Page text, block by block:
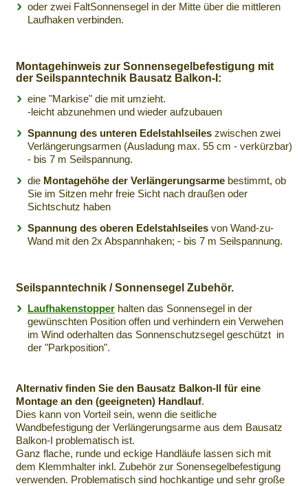
oder zwei FaltSonnensegel in der Mitte über die mittleren
Laufhaken verbinden.
Montagehinweis zur Sonnensegelbefestigung mit
der Seilspanntechnik Bausatz Balkon-I:
eine "Markise" die mit umzieht.
-leicht abzunehmen und wieder aufzubauen
Spannung des unteren Edelstahlseiles zwischen zwei
Verlängerungsarmen (Ausladung max. 55 cm - verkürzbar)
- bis 7 m Seilspannung.
die Montagehöhe der Verlängerungsarme bestimmt, ob
Sie im Sitzen mehr freie Sicht nach draußen oder
Sichtschutz haben
Spannung des oberen Edelstahlseiles von Wand-zu-
Wand mit den 2x Abspannhaken; - bis 7 m Seilspannung.
Seilspanntechnik / Sonnensegel Zubehör.
Laufhakenstopper halten das Sonnensegel in der
gewünschten Position offen und verhindern ein Verwehen
im Wind oderhalten das Sonnenschutzsegel geschützt in
der "Parkposition".
Alternativ finden Sie den Bausatz Balkon-II für eine
Montage an den (geeigneten) Handlauf.
Dies kann von Vorteil sein, wenn die seitliche
Wandbefestigung der Verlängerungsarme aus dem Bausatz
Balkon-I problematisch ist.
Ganz flache, runde und eckige Handläufe lassen sich mit
dem Klemmhalter inkl. Zubehör zur Sonensegelbefestigung
verwenden. Problematisch sind hochkantige und sehr große